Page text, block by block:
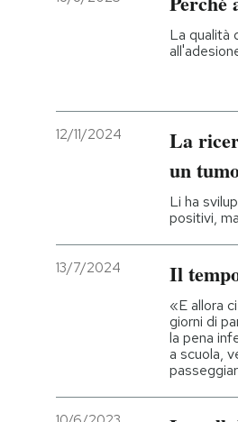
I MIEI PREFERITI
SHOP
AREA PERSONALE
La qualità
12/11/2024
La
un
Li ha
positivi,
13/7/2024 Il
«E allora
giorni di
la pena
a scuola,